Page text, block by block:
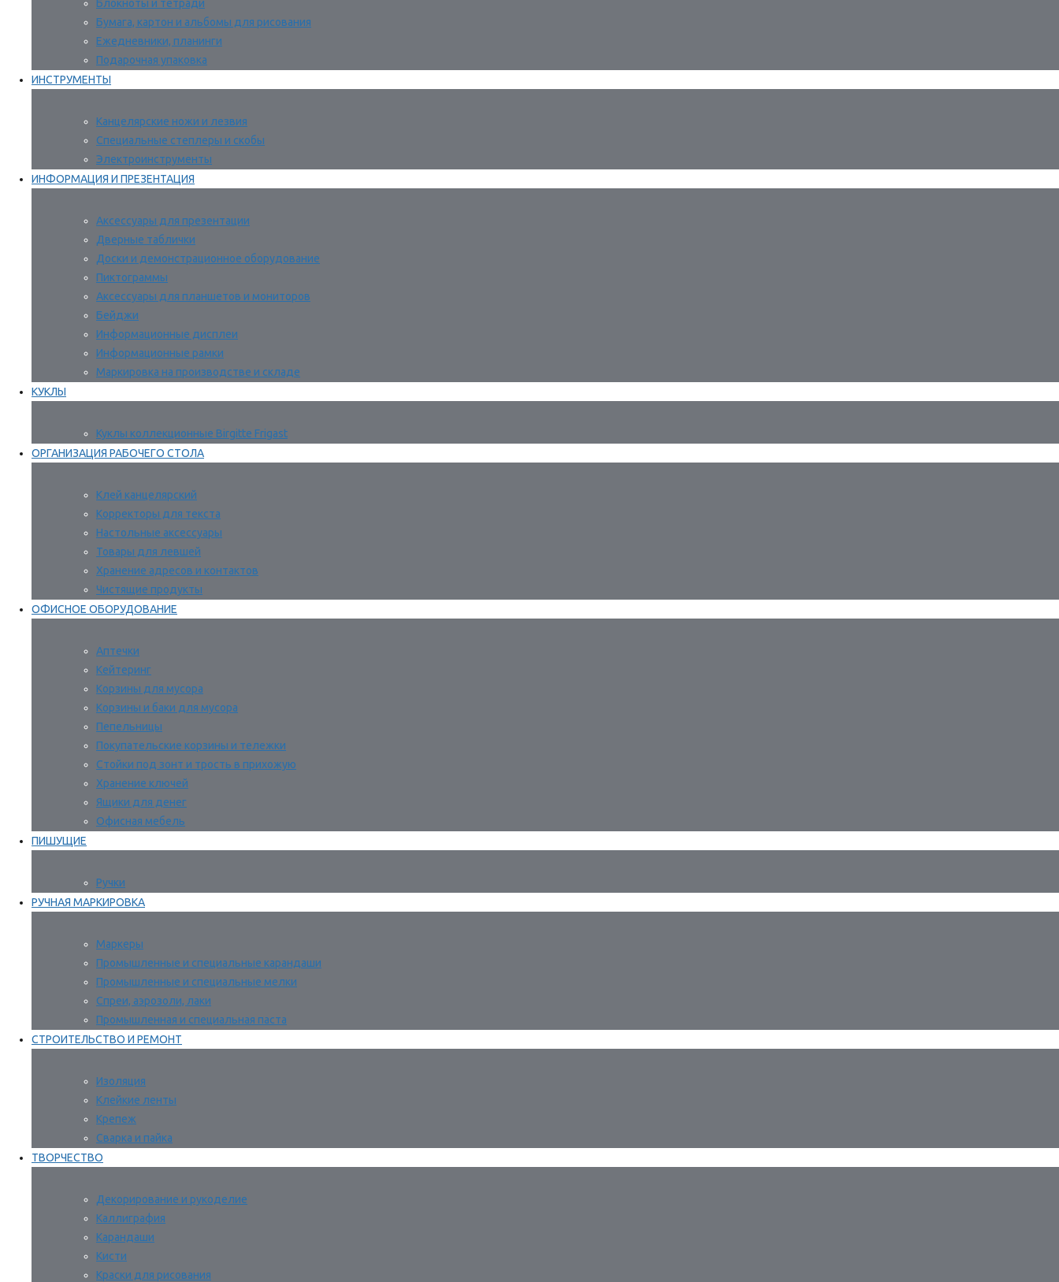
Блокноты и тетради
Бумага, картон и альбомы для рисования
Ежедневники, планинги
Подарочная упаковка
ИНСТРУМЕНТЫ
Канцелярские ножи и лезвия
Специальные степлеры и скобы
Электроинструменты
ИНФОРМАЦИЯ И ПРЕЗЕНТАЦИЯ
Аксессуары для презентации
Дверные таблички
Доски и демонстрационное оборудование
Пиктограммы
Аксессуары для планшетов и мониторов
Бейджи
Информационные дисплеи
Информационные рамки
Маркировка на производстве и складе
КУКЛЫ
Куклы коллекционные Birgitte Frigast
ОРГАНИЗАЦИЯ РАБОЧЕГО СТОЛА
Клей канцелярский
Корректоры для текста
Настольные аксессуары
Товары для левшей
Хранение адресов и контактов
Чистящие продукты
ОФИСНОЕ ОБОРУДОВАНИЕ
Аптечки
Кейтеринг
Корзины для мусора
Корзины и баки для мусора
Пепельницы
Покупательские корзины и тележки
Стойки под зонт и трость в прихожую
Хранение ключей
Ящики для денег
Офисная мебель
ПИШУЩИЕ
Ручки
РУЧНАЯ МАРКИРОВКА
Маркеры
Промышленные и специальные карандаши
Промышленные и специальные мелки
Спреи, аэрозоли, лаки
Промышленная и специальная паста
СТРОИТЕЛЬСТВО И РЕМОНТ
Изоляция
Клейкие ленты
Крепеж
Сварка и пайка
ТВОРЧЕСТВО
Декорирование и рукоделие
Каллиграфия
Карандаши
Кисти
Краски для рисования